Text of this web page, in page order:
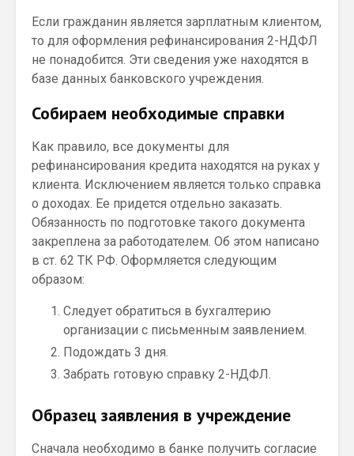
Если гражданин является зарплатным клиентом,
то для оформления рефинансирования 2-НДФЛ
не понадобится. Эти сведения уже находятся в
базе данных банковского учреждения.
Собираем необходимые справки
Как правило, все документы для
рефинансирования кредита находятся на руках у
клиента. Исключением является только справка
о доходах. Ее придется отдельно заказать.
Обязанность по подготовке такого документа
закреплена за работодателем. Об этом написано
в ст. 62 ТК РФ. Оформляется следующим
образом:
Следует обратиться в бухгалтерию
организации с письменным заявлением.
Подождать 3 дня.
Забрать готовую справку 2-НДФЛ.
Образец заявления в учреждение
Сначала необходимо в банке получить согласие